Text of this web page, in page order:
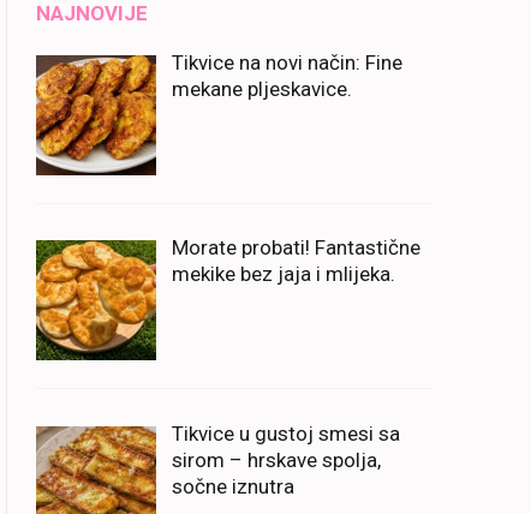
NAJNOVIJE
Tikvice na novi način: Fine
mekane pljeskavice.
Morate probati! Fantastične
mekike bez jaja i mlijeka.
Tikvice u gustoj smesi sa
sirom – hrskave spolja,
sočne iznutra